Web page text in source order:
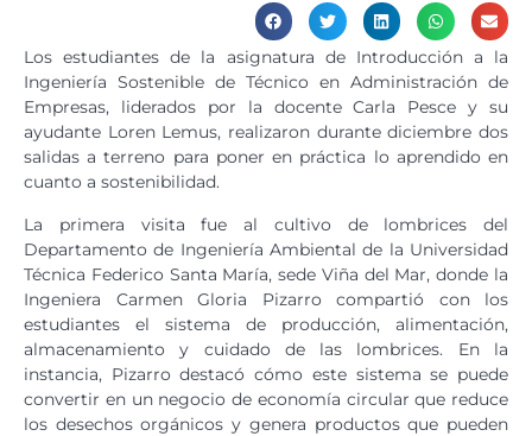
Los estudiantes de la asignatura de Introducción a la
Ingeniería Sostenible de Técnico en Administración de
Empresas, liderados por la docente Carla Pesce y su
ayudante Loren Lemus, realizaron durante diciembre dos
salidas a terreno para poner en práctica lo aprendido en
cuanto a sostenibilidad.
La primera visita fue al cultivo de lombrices del
Departamento de Ingeniería Ambiental de la Universidad
Técnica Federico Santa María, sede Viña del Mar, donde la
Ingeniera Carmen Gloria Pizarro compartió con los
estudiantes el sistema de producción, alimentación,
almacenamiento y cuidado de las lombrices. En la
instancia, Pizarro destacó cómo este sistema se puede
convertir en un negocio de economía circular que reduce
los desechos orgánicos y genera productos que pueden